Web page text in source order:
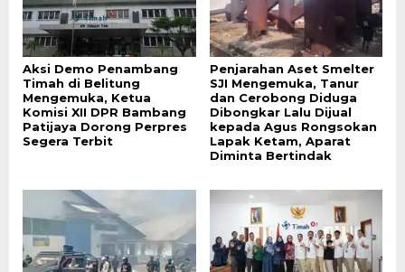
Aksi Demo Penambang
Timah di Belitung
Mengemuka, Ketua
Komisi XII DPR Bambang
Patijaya Dorong Perpres
Segera Terbit
Penjarahan Aset Smelter
SJI Mengemuka, Tanur
dan Cerobong Diduga
Dibongkar Lalu Dijual
kepada Agus Rongsokan
Lapak Ketam, Aparat
Diminta Bertindak